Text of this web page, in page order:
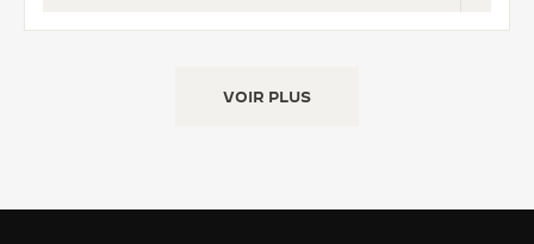
L’ODYSSÉE SIDÉRALE
VOIR PLUS